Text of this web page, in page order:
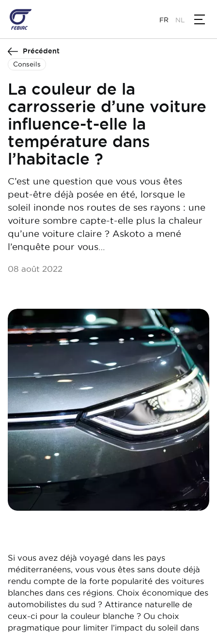
contenu
principal
FR NL
Précédent
Conseils
La couleur de la
carrosserie d’une voiture
influence-t-elle la
température dans
l’habitacle ?
C’est une question que vous vous êtes
peut-être déjà posée en été, lorsque le
soleil inonde nos routes de ses rayons : une
voiture sombre capte-t-elle plus la chaleur
qu’une voiture claire ? Askoto a mené
l’enquête pour vous…
08 août 2022
Si vous avez déjà voyagé dans les pays
méditerranéens, vous vous êtes sans doute déjà
rendu compte de la forte popularité des voitures
blanches dans ces régions. Choix économique des
automobilistes du sud ? Attirance naturelle de
ceux-ci pour la couleur blanche ? Ou choix
pragmatique pour limiter l’impact du soleil dans